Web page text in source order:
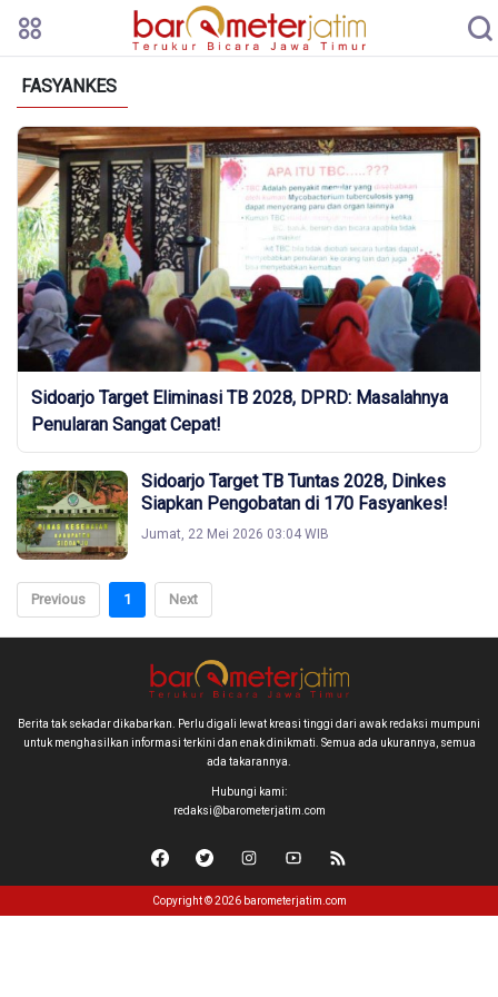
FASYANKES
Sidoarjo Target Eliminasi TB 2028, DPRD: Masalahnya
Penularan Sangat Cepat!
Sidoarjo Target TB Tuntas 2028, Dinkes
Siapkan Pengobatan di 170 Fasyankes!
Jumat, 22 Mei 2026 03:04 WIB
Previous 1 Next
Berita tak sekadar dikabarkan. Perlu digali lewat kreasi tinggi dari awak redaksi mumpuni
untuk menghasilkan informasi terkini dan enak dinikmati. Semua ada ukurannya, semua
ada takarannya.
Hubungi kami:
redaksi@barometerjatim.com
Copyright © 2026 barometerjatim.com